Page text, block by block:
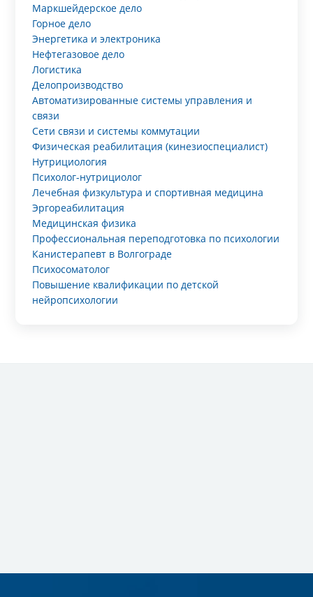
Маркшейдерское дело
Горное дело
Энергетика и электроника
Нефтегазовое дело
Логистика
Делопроизводство
Автоматизированные системы управления и
связи
Сети связи и системы коммутации
Физическая реабилитация (кинезиоспециалист)
Нутрициология
Психолог-нутрициолог
Лечебная физкультура и спортивная медицина
Эргореабилитация
Медицинская физика
Профессиональная переподготовка по психологии
Канистерапевт в Волгограде
Психосоматолог
Повышение квалификации по детской
нейропсихологии